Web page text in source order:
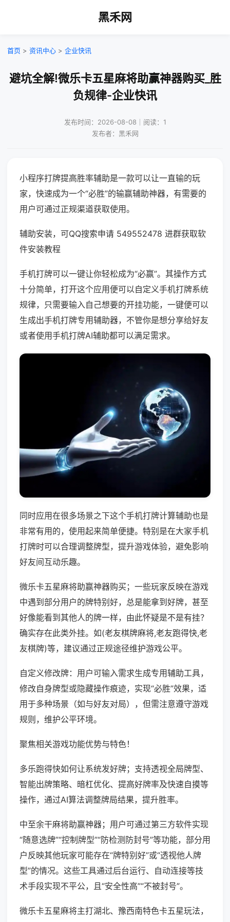
黑禾网
首页 > 资讯中心 > 企业快讯
避坑全解!微乐卡五星麻将助赢神器购买_胜
负规律-企业快讯
发布时间：2026-08-08｜阅读：1
发布者：黑禾网
小程序打牌提高胜率辅助是一款可以让一直输的玩
家，快速成为一个“必胜”的输赢辅助神器，有需要的
用户可通过正规渠道获取使用。
辅助安装，可QQ搜索申请 549552478 进群获取软
件安装教程
手机打牌可以一键让你轻松成为“必赢”。其操作方式
十分简单，打开这个应用便可以自定义手机打牌系统
规律，只需要输入自己想要的开挂功能，一键便可以
生成出手机打牌专用辅助器，不管你是想分享给好友
或者使用手机打牌AI辅助都可以满足需求。
同时应用在很多场景之下这个手机打牌计算辅助也是
非常有用的，使用起来简单便捷。特别是在大家手机
打牌时可以合理调整牌型，提升游戏体验，避免影响
好友间互动乐趣。
微乐卡五星麻将助赢神器购买；一些玩家反映在游戏
中遇到部分用户的牌特别好，总是能拿到好牌，甚至
好像能看到其他人的牌一样，由此怀疑是不是有挂？
确实存在此类外挂。如(老友棋牌麻将,老友跑得快,老
友棋牌)等，建议通过正规途径维护游戏公平。
自定义修改牌：用户可输入需求生成专用辅助工具，
修改自身牌型或隐藏操作痕迹，实现“必胜”效果，适
用于多种场景（如与好友对局），但需注意遵守游戏
规则，维护公平环境。
聚焦相关游戏功能优势与特色！
多乐跑得快如何让系统发好牌；支持透视全局牌型、
智能出牌策略、暗杠优化、提高好牌率及快速自摸等
操作，通过AI算法调整牌局结果，提升胜率。
中至余干麻将助赢神器；用户可通过第三方软件实现
“随意选牌”“控制牌型”“防检测防封号”等功能，部分用
户反映其他玩家可能存在“牌特别好”或“透视他人牌
型”的情况。这些工具通过后台运行、自动连接等技
术手段实现不平公，且“安全性高”“不被封号”。
微乐卡五星麻将主打湖北、豫西南特色卡五星玩法，